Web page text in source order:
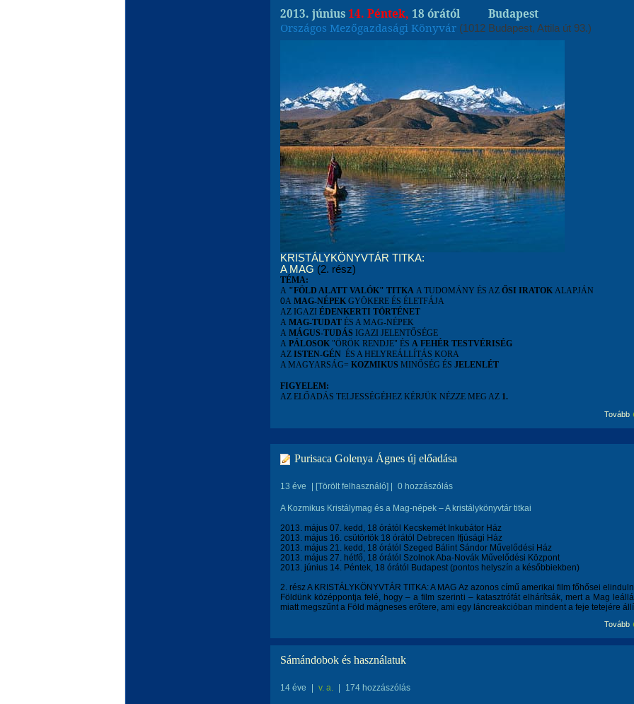
2013. június 14. Péntek, 18 órától
Budapest
Országos Mezőgazdasági Könyvár (1012 Budapest, Attila út 93.)
KRISTÁLYKÖNYVTÁR TITKA:
A MAG (2. rész)
TÉMA:
A "FÖLD ALATT VALÓK" TITKA A TUDOMÁNY ÉS AZ ŐSI IRATOK ALAPJÁN
0A MAG-NÉPEK GYÖKERE ÉS ÉLETFÁJA
AZ IGAZI ÉDENKERTI TÖRTÉNET
A MAG-TUDAT ÉS A MAG-NÉPEK
A MÁGUS-TUDÁS IGAZI JELENTŐSÉGE
A PÁLOSOK "ÖRÖK RENDJE" ÉS A FEHÉR TESTVÉRISÉG
AZ ISTEN-GÉN ÉS A HELYREÁLLÍTÁS KORA
A MAGYARSÁG= KOZMIKUS MINŐSÉG ÉS JELENLÉT
FIGYELEM:
AZ ELŐADÁS TELJESSÉGÉHEZ KÉRJÜK NÉZZE MEG AZ 1.
Tovább
Purisaca Golenya Ágnes új előadása
13 éve [Törölt felhasználó] 0 hozzászólás
A Kozmikus Kristálymag és a Mag-népek – A kristálykönyvtár titkai
2013. május 07. kedd, 18 órától Kecskemét Inkubátor Ház
2013. május 16. csütörtök 18 órától Debrecen Ifjúsági Ház
2013. május 21. kedd, 18 órától Szeged Bálint Sándor Művelődési Ház
2013. május 27. hétfő, 18 órától Szolnok Aba-Novák Művelődési Központ
2013. június 14. Péntek, 18 órától Budapest (pontos helyszín a későbbiekben)
2. rész A KRISTÁLYKÖNYVTÁR TITKA: A MAG Az azonos című amerikai film főhősei
Földünk középpontja felé, hogy – a film szerinti – katasztrófát elhárítsák, mert a Mag
miatt megszűnt a Föld mágneses erőtere, ami egy láncreakcióban mindent a feje tetejére
Tovább
Sámándobok és használatuk
14 éve v. a. 174 hozzászólás